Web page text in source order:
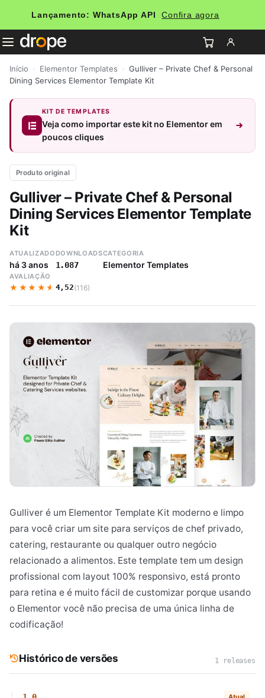
Lançamento: WhatsApp API Confira agora
Início Elementor Templates
Gulliver – Private Chef & Personal
Dining Services Elementor Template Kit
KIT DE TEMPLATES
Veja como importar este kit no Elementor em
poucos cliques
Produto original
Gulliver – Private Chef & Personal
Dining Services Elementor Template
Kit
ATUALIZADO
há 3 anos
DOWNLOADS
1.087
CATEGORIA
Elementor Templates
AVALIAÇÃO
★★★★★
★★★★★ 4,52(116)
Gulliver é um Elementor Template Kit moderno e limpo
para você criar um site para serviços de chef privado,
catering, restaurante ou qualquer outro negócio
relacionado a alimentos. Este template tem um design
profissional com layout 100% responsivo, está pronto
para retina e é muito fácil de customizar porque usando
o Elementor você não precisa de uma única linha de
codificação!
Histórico de versões 1 releases